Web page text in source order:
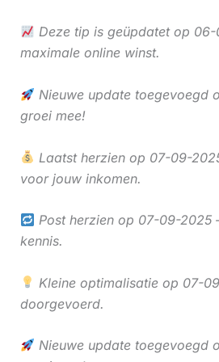
Deze tip is geüpdatet op
maximale online winst.
Nieuwe update toegevoegd
groei mee!
Laatst herzien op 07-09-
voor jouw inkomen.
Post herzien op 07-09-2025
kennis.
Kleine optimalisatie op 07-
doorgevoerd.
Nieuwe update toegevoegd